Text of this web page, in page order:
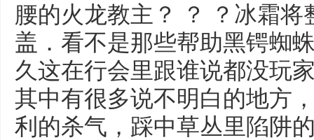
腰的火龙教主？ ？ ？冰霜
盖．看不是那些帮助黑锷蜘
久这在行会里跟谁说都没玩
其中有很多说不明白的地方
利的杀气，踩中草丛里陷阱